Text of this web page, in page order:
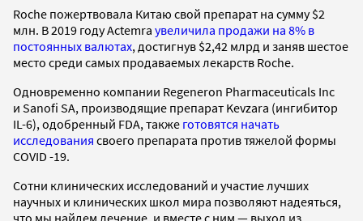
Roche пожертвовала Китаю свой препарат на сумму $2
млн. В 2019 году Actemra увеличила продажи на 8% в
постоянных валютах, достигнув $2,42 млрд и заняв шестое
место среди самых продаваемых лекарств Roche.
Одновременно компании Regeneron Pharmaceuticals Inc
и Sanofi SA, производящие препарат Kevzara (ингибитор
IL-6), одобренный FDA, также готовятся начать
исследования своего препарата против тяжелой формы
COVID -19.
Сотни клинических исследований и участие лучших
научных и клинических школ мира позволяют надеяться,
что мы найдем лечение, и вместе с ним — выход из